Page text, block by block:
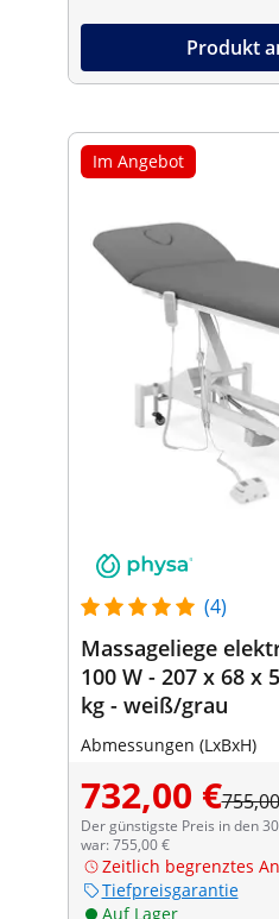
Produkt
Im Angebot
(4)
Massageliege
100 W - 207 x 68 x
kg - weiß/grau
Abmessungen (LxBxH)
732,00 €
Der günstigste Preis in den
war: 755,00 €
Zeitlich begrenztes
Tiefpreisgarantie
Auf Lager